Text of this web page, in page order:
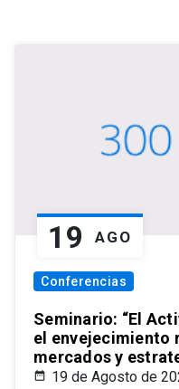
19 AGO
Conferencias
Seminario: “El
el envejecimiento
mercados y
19 de Agosto de